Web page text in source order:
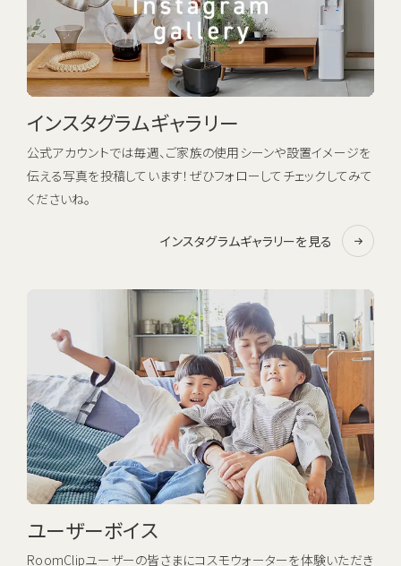
インスタグラムギャラリー
公式アカウントでは毎週、ご家族の使用シーンや設置イメージを
伝える写真を投稿しています！ぜひフォローしてチェックしてみて
くださいね。
インスタグラムギャラリーを見る
ユーザーボイス
RoomClipユーザーの皆さまにコスモウォーターを体験いただき